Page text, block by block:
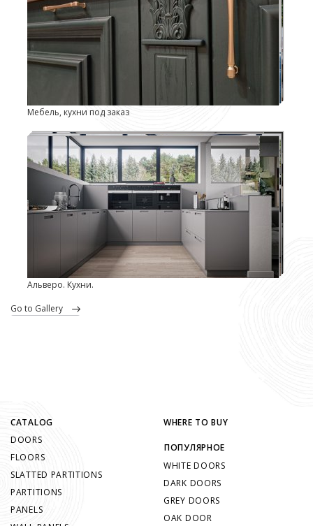
Мебель, кухни под заказ
Альверо. Кухни.
go to Gallery
CATALOG
DOORS
FLOORS
SLATTED PARTITIONS
PARTITIONS
PANELS
WHERE TO BUY
ПОПУЛЯРНОЕ
WHITE DOORS
DARK DOORS
GREY DOORS
OAK DOOR